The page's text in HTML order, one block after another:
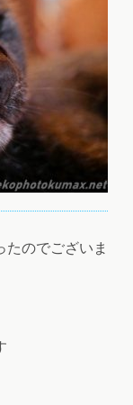
のでございま